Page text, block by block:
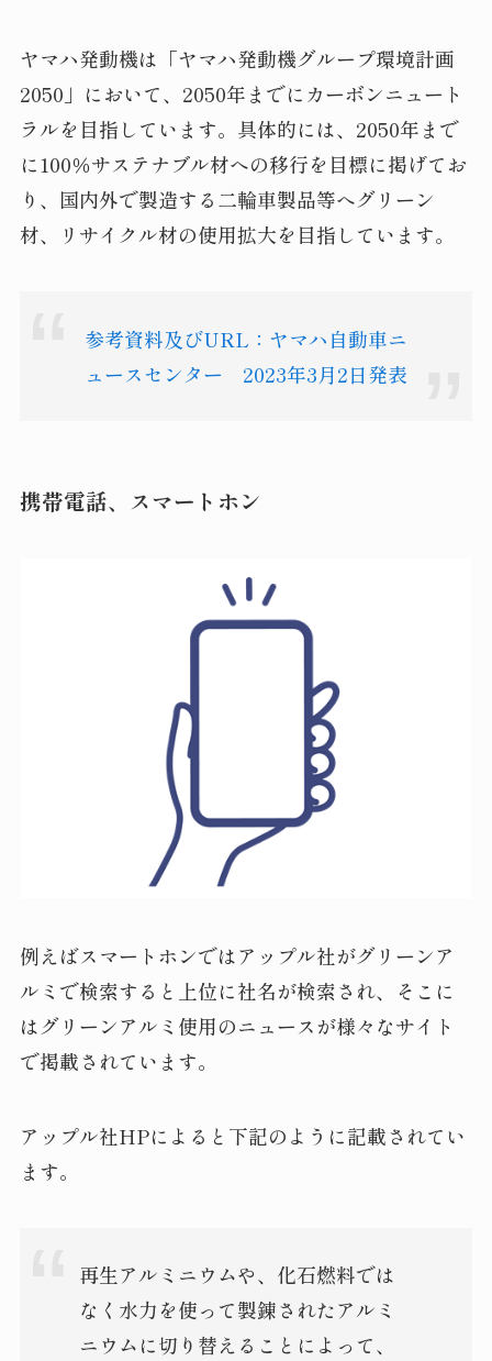
ヤマハ発動機は「ヤマハ発動機グループ環境計画
2050」において、2050年までにカーボンニュート
ラルを目指しています。具体的には、2050年まで
に100％サステナブル材への移行を目標に掲げてお
り、国内外で製造する二輪車製品等へグリーン
材、リサイクル材の使用拡大を目指しています。
参考資料及びURL：ヤマハ自動車ニ
ュースセンター 2023年3月2日発表
携帯電話、スマートホン
例えばスマートホンではアップル社がグリーンア
ルミで検索すると上位に社名が検索され、そこに
はグリーンアルミ使用のニュースが様々なサイト
で掲載されています。
アップル社HPによると下記のように記載されてい
ます。
再生アルミニウムや、化石燃料では
なく水力を使って製錬されたアルミ
ニウムに切り替えることによって、